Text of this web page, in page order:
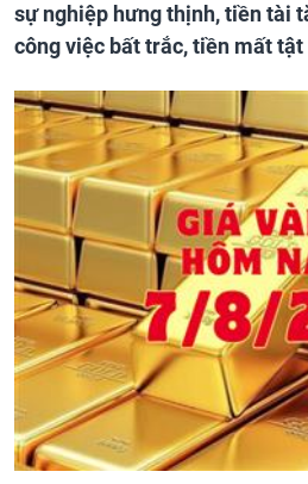
sự nghiệp hưng thịnh, tiền tài
công việc bất trắc, tiền mất tật